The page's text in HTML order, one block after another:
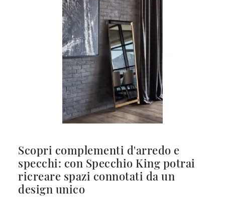
Scopri complementi d'arredo e
specchi: con Specchio King potrai
ricreare spazi connotati da un
design unico